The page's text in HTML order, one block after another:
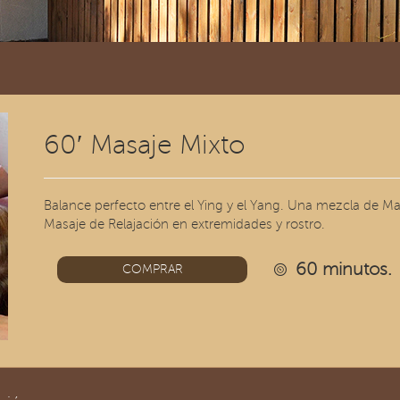
60′ Masaje Mixto
Balance perfecto entre el Ying y el Yang. Una mezcla de
Masaje de Relajación en extremidades y rostro.
COMPRAR 60 minutos.